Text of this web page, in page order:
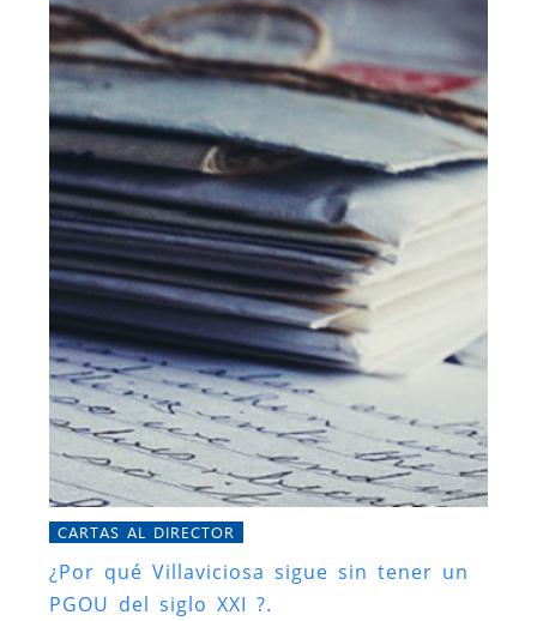
CARTAS AL DIRECTOR
¿Por qué Villaviciosa sigue sin tener un
PGOU del siglo XXI ?.